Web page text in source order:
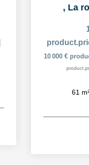
, La
10 000 €
61